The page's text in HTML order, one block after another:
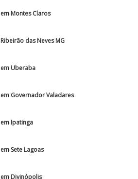
Montes Claros
das Neves MG
Uberaba
Governador Valadares
Ipatinga
Sete Lagoas
Divinópolis